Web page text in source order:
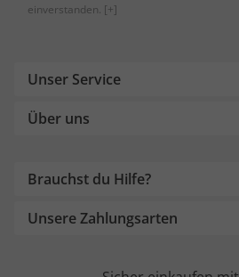
einverstanden. [+]
Unser Service
Über uns
Brauchst du Hilfe?
Unsere Zahlungsarten